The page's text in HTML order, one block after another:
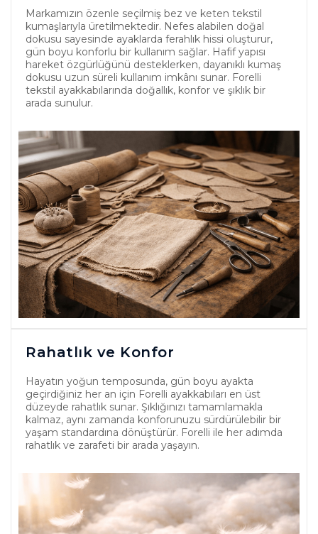
Markamızın özenle seçilmiş bez ve keten tekstil
kumaşlarıyla üretilmektedir. Nefes alabilen doğal
dokusu sayesinde ayaklarda ferahlık hissi oluşturur,
gün boyu konforlu bir kullanım sağlar. Hafif yapısı
hareket özgürlüğünü desteklerken, dayanıklı kumaş
dokusu uzun süreli kullanım imkânı sunar. Forelli
tekstil ayakkabılarında doğallık, konfor ve şıklık bir
arada sunulur.
Rahatlık ve Konfor
Hayatın yoğun temposunda, gün boyu ayakta
geçirdiğiniz her an için Forelli ayakkabıları en üst
düzeyde rahatlık sunar. Şıklığınızı tamamlamakla
kalmaz, aynı zamanda konforunuzu sürdürülebilir bir
yaşam standardına dönüştürür. Forelli ile her adımda
rahatlık ve zarafeti bir arada yaşayın.